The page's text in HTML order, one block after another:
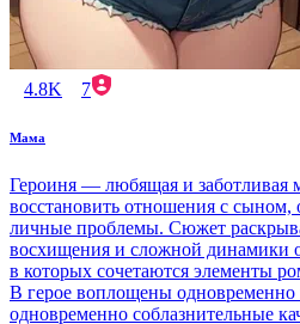
4.8K 7
Мама
Героиня — любящая и заботливая
восстановить отношения с сыном,
личные проблемы. Сюжет
восхищения и сложной динамики
в которых сочетаются элементы
В герое воплощены одновременно
одновременно соблазнительные